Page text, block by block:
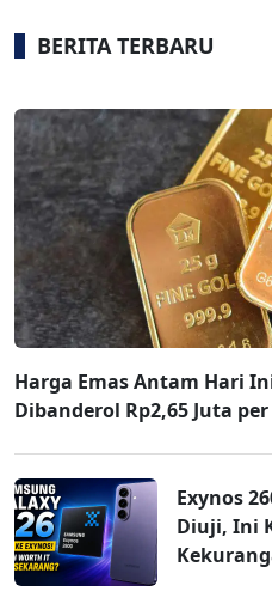
BERITA TERBARU
Harga Emas Antam Hari
Dibanderol Rp2,65 Juta
Exynos
Diuji, Ini